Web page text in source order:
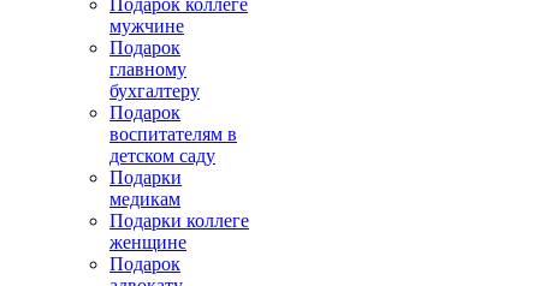
Подарок коллеге
мужчине
Подарок
главному
бухгалтеру
Подарок
воспитателям в
детском саду
Подарки
медикам
Подарки коллеге
женщине
Подарок